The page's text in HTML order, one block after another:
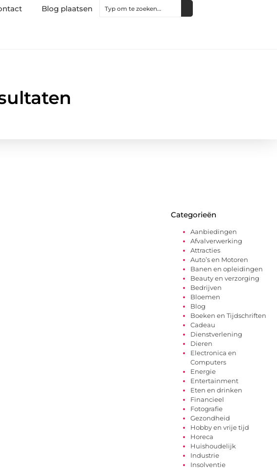
Blog plaatsen
Categorieën
Aanbiedingen
Afvalverwerking
Attracties
Auto’s en Motoren
Banen en opleidingen
Beauty en verzorging
Bedrijven
Bloemen
Blog
Boeken en Tijdschriften
Cadeau
Dienstverlening
Dieren
Electronica en
Computers
Energie
Entertainment
Eten en drinken
Financieel
Fotografie
Gezondheid
Hobby en vrije tijd
Horeca
Huishoudelijk
Industrie
Insolventie